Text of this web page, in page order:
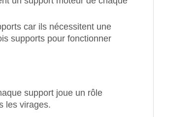
car ils nécessitent une
supports pour fonctionner
support joue un rôle
les virages.